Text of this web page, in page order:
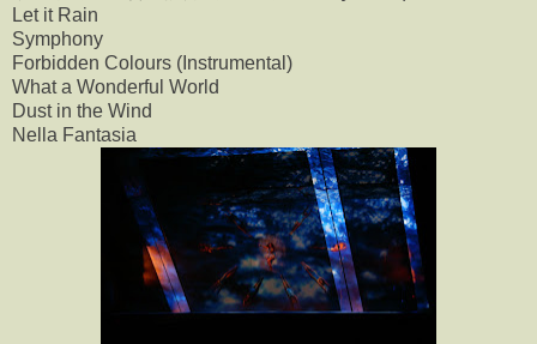
Let it Rain
Symphony
Forbidden Colours (Instrumental)
What a Wonderful World
Dust in the Wind
Nella Fantasia